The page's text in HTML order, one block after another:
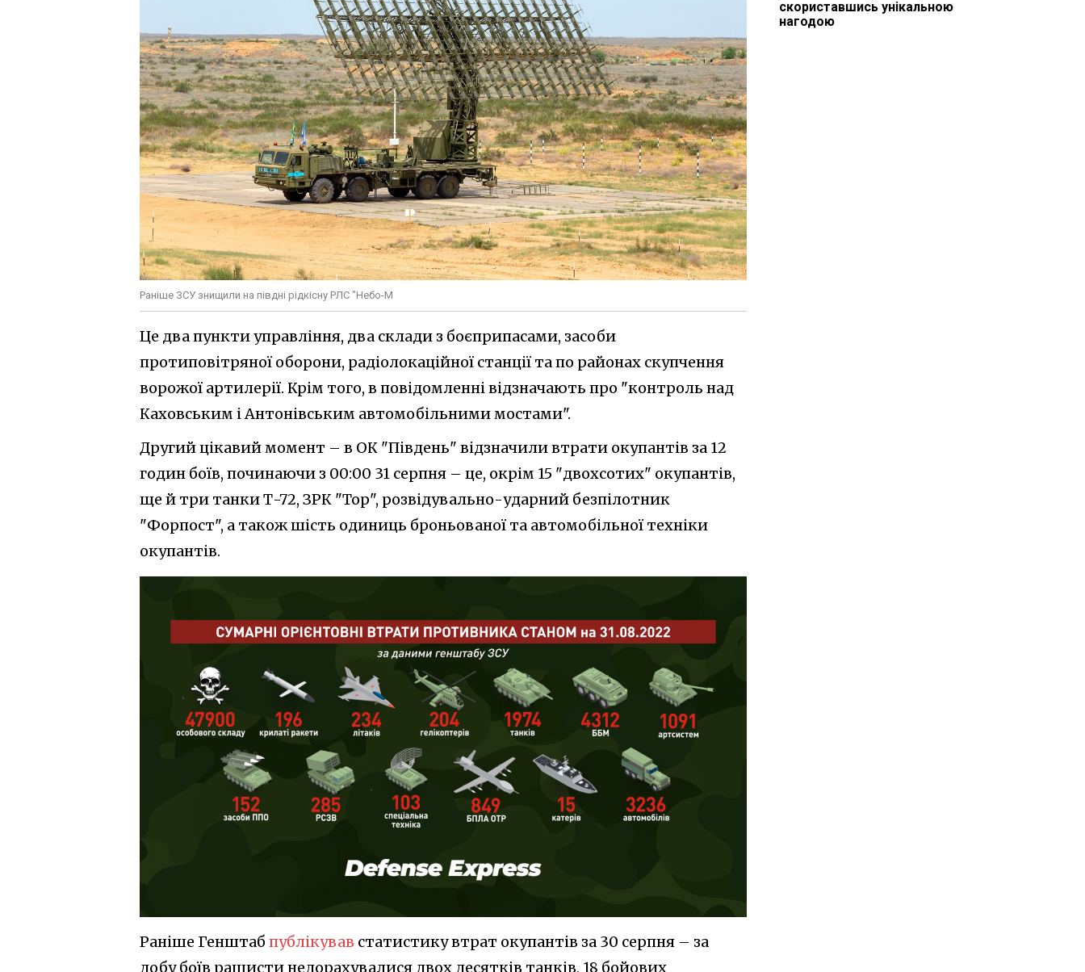
Раніше ЗСУ знищили на півдні рідкісну РЛС "Небо-М
Це два пункти управління, два склади з боєприпасами, засоби
протиповітряної оборони, радіолокаційної станції та по районах скупчення
ворожої артилерії. Крім того, в повідомленні відзначають про "контроль над
Каховським і Антонівським автомобільними мостами".
Другий цікавий момент – в ОК "Південь" відзначили втрати окупантів за 12
годин боїв, починаючи з 00:00 31 серпня – це, окрім 15 "двохсотих" окупантів,
ще й три танки Т-72, ЗРК "Тор", розвідувально-ударний безпілотник
"Форпост", а також шість одиниць броньованої та автомобільної техніки
окупантів.
Раніше Генштаб публікував статистику втрат окупантів за 30 серпня – за
добу боїв рашисти недорахувалися двох десятків танків, 18 бойових
скориставшись унікальною
нагодою